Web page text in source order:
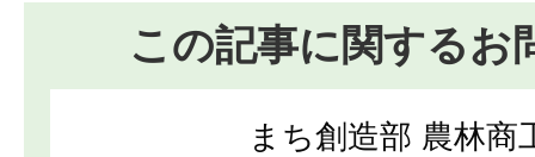
この記事に関するお
まち創造部 農林商